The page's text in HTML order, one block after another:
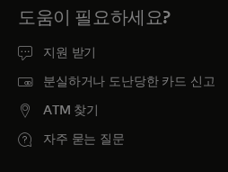
도움이 필요하세요?
지원 받기
분실하거나 도난당한 카드 신고
ATM 찾기
자주 묻는 질문